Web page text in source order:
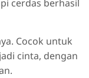
cerdas berhasil
Cocok untuk
cinta, dengan